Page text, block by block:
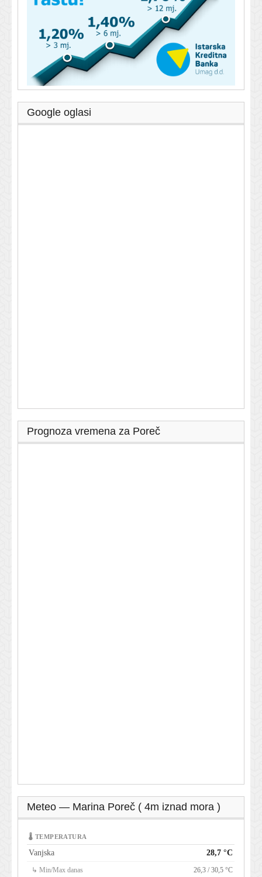
Google oglasi
Prognoza vremena za Poreč
Meteo — Marina Poreč ( 4m iznad mora )
🌡 TEMPERATURA
Vanjska 28,7 °C
↳ Min/Max danas 26,3 / 30,5 °C